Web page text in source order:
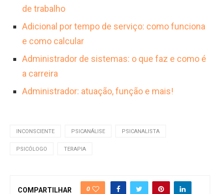
de trabalho
Adicional por tempo de serviço: como funciona
e como calcular
Administrador de sistemas: o que faz e como é
a carreira
Administrador: atuação, função e mais!
INCONSCIENTE PSICANÁLISE PSICANALISTA
PSICÓLOGO TERAPIA
COMPARTILHAR 0